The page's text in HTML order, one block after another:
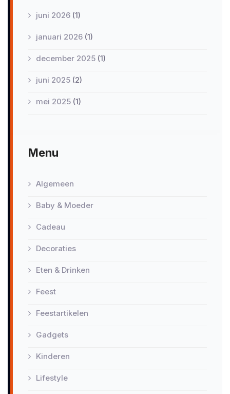
juni 2026 (1)
januari 2026 (1)
december 2025 (1)
juni 2025 (2)
mei 2025 (1)
Menu
Algemeen
Baby & Moeder
Cadeau
Decoraties
Eten & Drinken
Feest
Feestartikelen
Gadgets
Kinderen
Lifestyle